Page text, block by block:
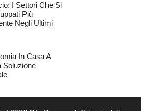
I Settori Che Si
Più
Negli Ultimi
In Casa A
Soluzione